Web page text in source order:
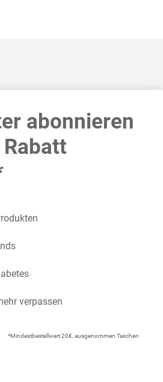
abonnieren
Rabatt
verpassen
*Mindestbestellwert 20€, ausgenommen Taschen